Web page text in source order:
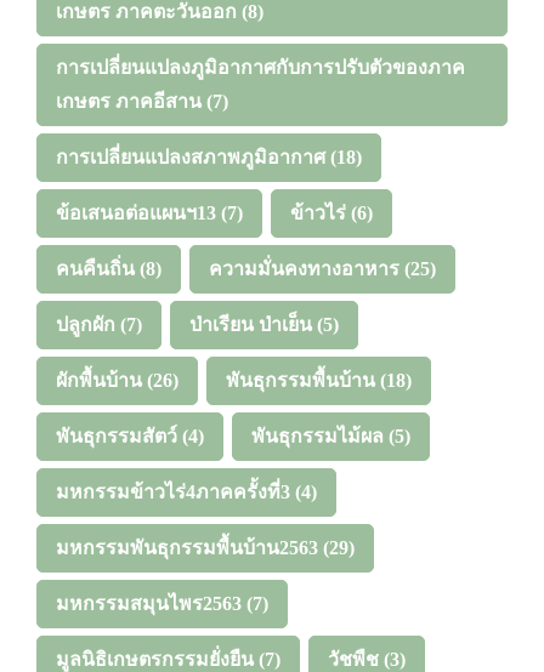
เกษตร ภาคตะวันออก (8)
การเปลี่ยนแปลงภูมิอากาศกับการปรับตัวของภาค
เกษตร ภาคอีสาน (7)
การเปลี่ยนแปลงสภาพภูมิอากาศ(18)
ข้อเสนอต่อแผนฯ13 (7) ข้าวไร่ (6)
คนคืนถิ่น (8) ความมั่นคงทางอาหาร (25)
ปลูกผัก (7) ป่าเรียน ป่าเย็น (5)
ผักพื้นบ้าน (26) พันธุกรรมพื้นบ้าน (18)
พันธุกรรมสัตว์ (4) พันธุกรรมไม้ผล (5)
มหกรรมข้าวไร่4ภาคครั้งที่3 (4)
มหกรรมพันธุกรรมพื้นบ้าน2563 (29)
มหกรรมสมุนไพร2563 (7)
มูลนิธิเกษตรกรรมยั่งยืน (7) วัชพืช (3)